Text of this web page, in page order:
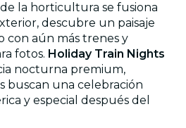
la horticultura se fusiona
descubre un paisaje
con aún más trenes y
fotos. Holiday Train Nights
nocturna premium,
buscan una celebración
y especial después del